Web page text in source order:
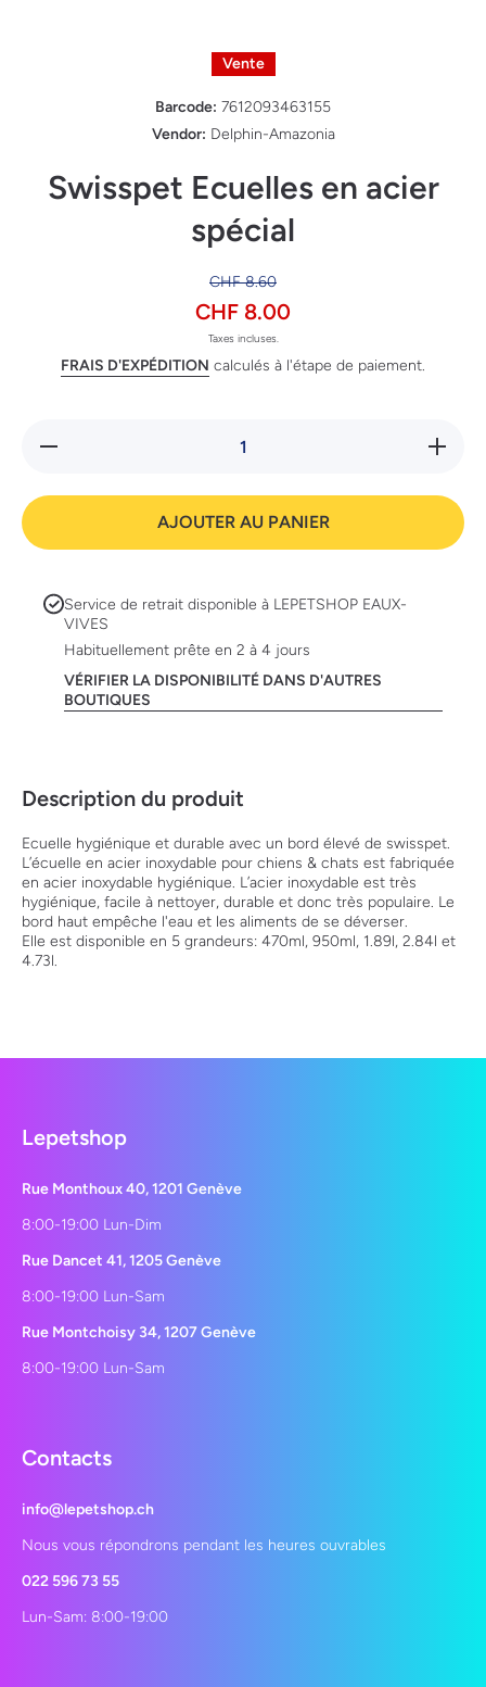
Vente
Barcode: 7612093463155
Vendor: Delphin-Amazonia
Swisspet Ecuelles en acier
spécial
CHF 8.60
CHF 8.00
Taxes incluses.
FRAIS D'EXPÉDITION calculés à l'étape de paiement.
Réduire
la
Ecuelles
en acier
spécial
AJOUTER AU PANIER
Service de retrait disponible à LEPETSHOP EAUX-
VIVES
Habituellement prête en 2 à 4 jours
VÉRIFIER LA DISPONIBILITÉ DANS D'AUTRES
BOUTIQUES
Description du produit
Ecuelle hygiénique et durable avec un bord élevé de swisspet.
L’écuelle en acier inoxydable pour chiens & chats est fabriquée
en acier inoxydable hygiénique. L’acier inoxydable est très
hygiénique, facile à nettoyer, durable et donc très populaire. Le
bord haut empêche l'eau et les aliments de se déverser.
Elle est disponible en 5 grandeurs: 470ml, 950ml, 1.89l, 2.84l et
4.73l.
Lepetshop
Rue Monthoux 40, 1201 Genève
8:00-19:00 Lun-Dim
Rue Dancet 41, 1205 Genève
8:00-19:00 Lun-Sam
Rue Montchoisy 34, 1207 Genève
8:00-19:00 Lun-Sam
Contacts
info@lepetshop.ch
Nous vous répondrons pendant les heures ouvrables
022 596 73 55
Lun-Sam: 8:00-19:00